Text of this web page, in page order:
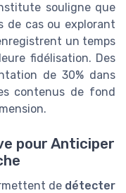
souligne que
de cas ou explorant
un temps
fidélisation. Des
de 30% dans
contenus de fond
pour Anticiper
de détecter